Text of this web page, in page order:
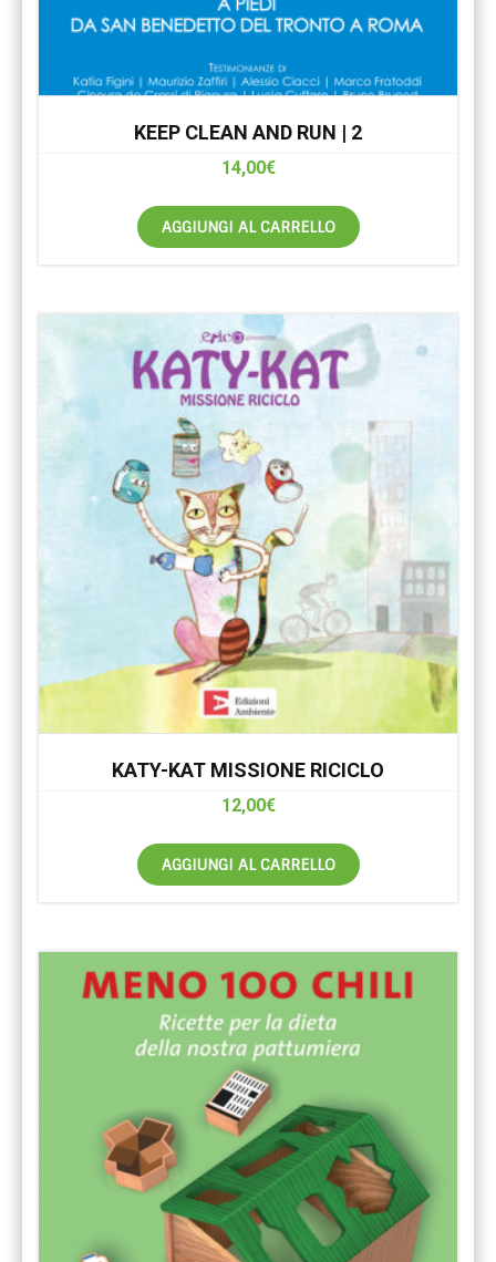
KEEP CLEAN AND RUN | 2
14,00€
AGGIUNGI AL CARRELLO
KATY-KAT MISSIONE RICICLO
12,00€
AGGIUNGI AL CARRELLO